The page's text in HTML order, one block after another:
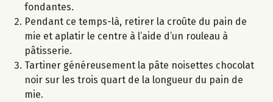
fondantes.
Pendant ce temps-là, retirer la croûte du pain de
mie et aplatir le centre à l’aide d’un rouleau à
pâtisserie.
Tartiner généreusement la pâte noisettes chocolat
noir sur les trois quart de la longueur du pain de
mie.